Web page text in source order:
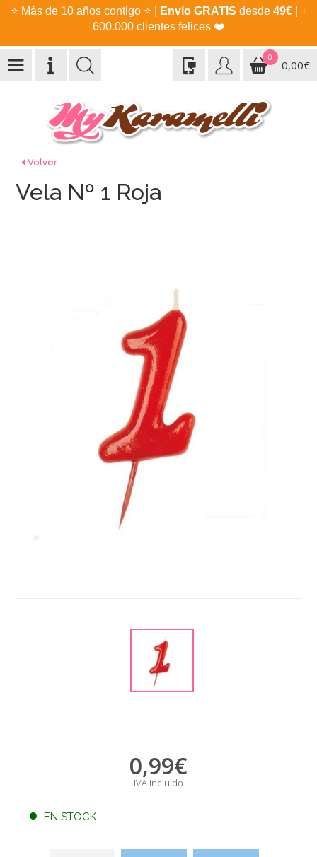
⭐ Más de 10 años contigo ⭐ Envío GRATIS desde 49€| +
600.000 clientes felices ❤️
0
0,00€
Volver
Vela Nº 1 Roja
0,99€
IVA incluido
EN STOCK